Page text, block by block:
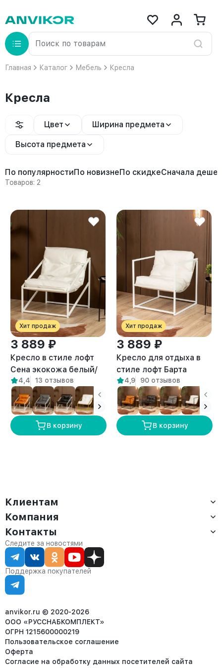
Главная Каталог Мебель Кресла
Кресла
Цвет Ширина предмета
Высота предмета
По популярностиПо новизнеПо скидкеСначала
Товаров: 2
Хит продаж
3 889 ₽
Кресло в стиле лофт
Сена экокожа белый/
белый
4,4 13 отзывов
В корзину
Хит продаж
3 889 ₽
Кресло для отдыха в
стиле лофт Барта
белый/белый
4,9 90 отзывов
В корзину
Клиентам
Доставка
Оплата
Сервис
Статус заказа
Статьи
Компания
О компании
Контакты
Партнёрам
Контакты
Отдел продаж:
8 (800) 234-22-62
corp@anvikor.ru
Ежедневно, с 7:00-19:00 (МСК)
Отдел рекламации:
8 (953) 455-25-61
Следите за новостями
Поддержка покупателей
anvikor.ru © 2020-2026
ООО «РУССНАБКОМПЛЕКТ»
ОГРН 1215600000219
Пользовательское соглашение
Оферта
Согласие на обработку данных посетителей сайта